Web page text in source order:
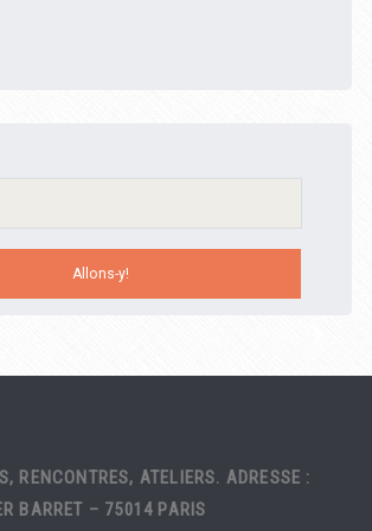
RENCONTRES, ATELIERS. ADRESSE :
BARRET – 75014 PARIS